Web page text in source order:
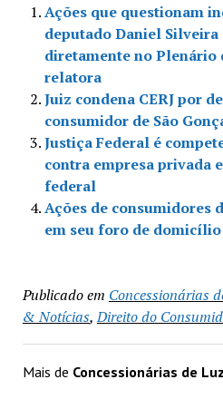
Ações que questionam
deputado Daniel
diretamente no Plenário
relatora
Juiz condena CERJ por
consumidor de São
Justiça Federal é
contra empresa privada
federal
Ações de consumidores
em seu foro de domicílio
Publicado em Concessionárias
& Notícias,Direito do
Mais de Concessionárias de